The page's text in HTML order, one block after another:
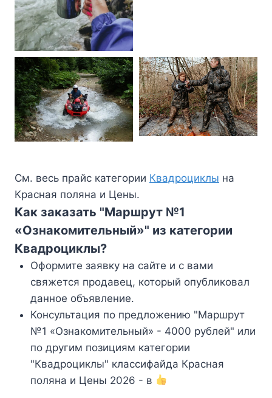
См. весь прайс категории Квадроциклы на
Красная поляна и Цены.
Как заказать "Маршрут №1
«Ознакомительный»" из категории
Квадроциклы?
Оформите заявку на сайте и с вами
свяжется продавец, который опубликовал
данное объявление.
Консультация по предложению "Маршрут
№1 «Ознакомительный» - 4000 рублей" или
по другим позициям категории
"Квадроциклы" классифайда Красная
поляна и Цены 2026 - в